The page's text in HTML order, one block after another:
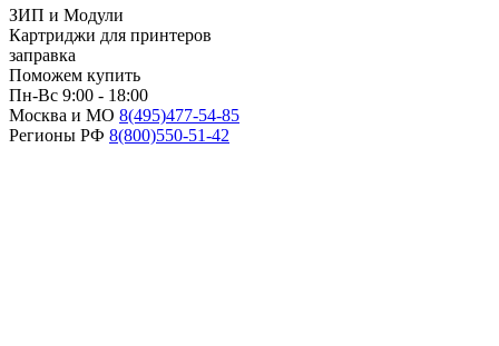
ЗИП и Модули
Картриджи для принтеров
заправка
Поможем купить
Пн-Вс 9:00 - 18:00
Москва и МО 8(495)477-54-85
Регионы РФ 8(800)550-51-42